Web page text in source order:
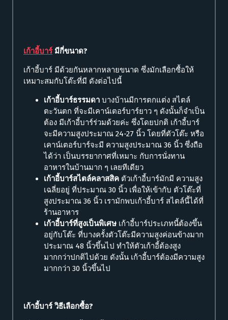
เก้าอี้บาร์มีกี่ขนาด?
เก้าอี้บาร์ มีด้วยกันหลากหลายขนาด ซึ่งมักเลือกซื้อให้
เหมาะสมกับโต๊ะที่มี ดังต่อไปนี้
เก้าอี้บาร์ธรรมดา บางบ้านมีการตกแต่ง สไตล์
ตะวันตก ที่จะมีเคาน์เตอร์บาร์ยาว ๆ ดังนั้นก็จำเป็น
ต้อง มีเก้าอี้บาร์ร่วมด้วยค่ะ ซึ่งโดยปกติ เก้าอี้บาร์
จะมีความสูงประมาณ 24-27 นิ้ว โดยที่ตัวโต๊ะ หรือ
เคาน์เตอร์บาร์จะมี ความสูงประมาณ 36 นิ้ว ซึ่งถือ
ได้ว่า เป็นบรรยากาศที่เหมาะ กับการนั่งทาน
อาหารในบ้านมาก ๆ เลยทีเดียว
เก้าอี้บาร์สไตล์คลาสสิค ตัวเก้าอี้บาร์มักมี ความสูง
เฉลี่ยอยู่ ที่ประมาณ 30 นิ้ว เพื่อให้เข้ากับ ตัวโต๊ะที่
สูงประมาณ 36 นิ้ว เรามักพบเก้าอี้บาร์ สไตล์นี้ได้ที่
ร้านอาหาร
เก้าอี้บาร์ที่สูงเป็นพิเศษ เก้าอี้บาร์ประเภทนี้ต้องขึ้น
อยู่กับโต๊ะ ที่บางครั้งตัวโต๊ะมีความสูงค่อนข้างมาก
ประมาณ 48 นิ้วขึ้นไป ทำให้ตัวเก้าอี้ต้องสูง
มากกว่าปกติไปด้วย ดังนั้น เก้าอี้บาร์ต้องมีความสูง
มากกว่า 30 นิ้วขึ้นไป
เก้าอี้บาร์ วิธีเลือกซื้อ?